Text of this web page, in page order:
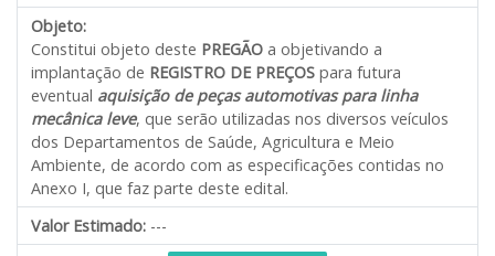
Objeto:
Constitui objeto deste PREGÃO a objetivando a
implantação de REGISTRO DE PREÇOS para futura
eventual aquisição de peças automotivas para linha
mecânica leve, que serão utilizadas nos diversos veículos
dos Departamentos de Saúde, Agricultura e Meio
Ambiente, de acordo com as especificações contidas no
Anexo I, que faz parte deste edital.
Valor Estimado: ---